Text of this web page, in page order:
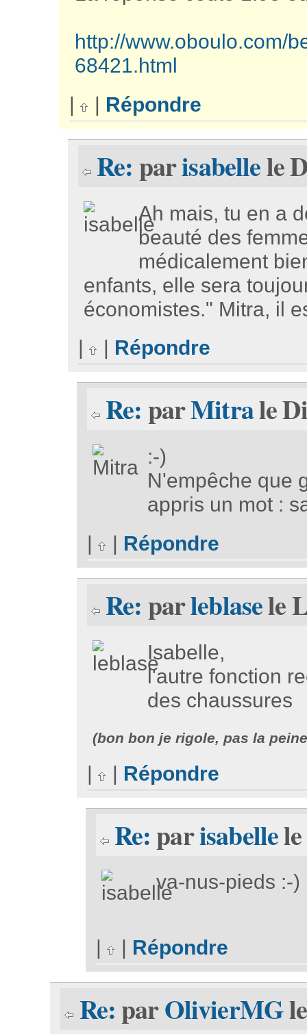
http://www.oboulo.com/
68421.html
|
| Répondre
Re: parisabellele
Ah mais, tu en a
beauté des
médicalement
enfants, elle sera
économistes." Mitra, il
Répondre
Re: parMitrale
:-)
N'empêche que
appris un mot :
|
| Répondre
Re: parleblasele
Isabelle,
l'autre fonction
des chaussures
(bon bon je rigole, pas la
| | Répondre
Re:parisabelle
va-nus-pieds :-)
Répondre
Re:parOlivierMG